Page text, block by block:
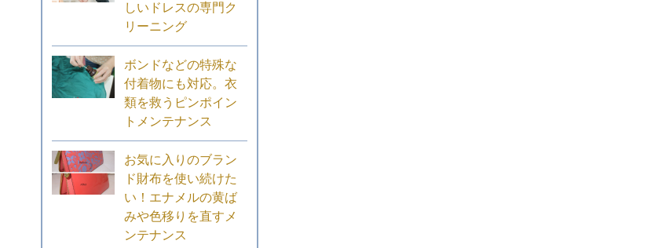
しいドレスの専門ク
リーニング
ボンドなどの特殊な
付着物にも対応。衣
類を救うピンポイン
トメンテナンス
お気に入りのブラン
ド財布を使い続けた
い！エナメルの黄ば
みや色移りを直すメ
ンテナンス